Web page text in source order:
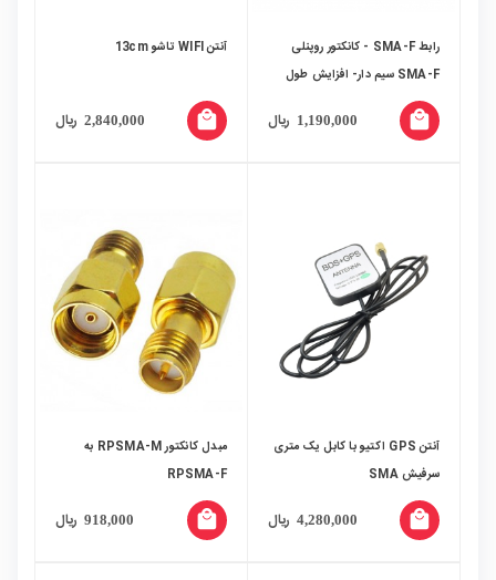
رابط SMA-F - کانکتور روپنلی
SMA-F‏ سیم دار- افزایش طول
آنتن لحیمی
1,190,000 ریال local_mall
آنتن WIFI تاشو 13cm
2,840,000 ریال local_mall
آنتن GPS اکتیو با کابل یک متری
سرفیش SMA
4,280,000 ریال local_mall
مبدل کانکتور RPSMA-M به
RPSMA-F
918,000 ریال local_mall